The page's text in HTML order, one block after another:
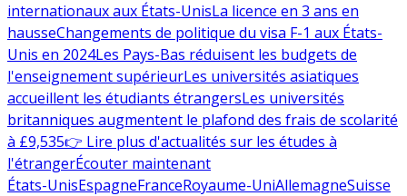
internationaux aux États-UnisLa licence en 3 ans en
hausseChangements de politique du visa F-1 aux États-
Unis en 2024Les Pays-Bas réduisent les budgets de
l'enseignement supérieurLes universités asiatiques
accueillent les étudiants étrangersLes universités
britanniques augmentent le plafond des frais de scolarité
à £9,535👉 Lire plus d'actualités sur les études à
l'étrangerÉcouter maintenant
États-UnisEspagneFranceRoyaume-UniAllemagneSuisse